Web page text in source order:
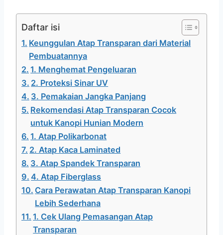
Daftar isi
Keunggulan Atap Transparan dari Material
Pembuatannya
1. Menghemat Pengeluaran
2. Proteksi Sinar UV
3. Pemakaian Jangka Panjang
Rekomendasi Atap Transparan Cocok
untuk Kanopi Hunian Modern
1. Atap Polikarbonat
2. Atap Kaca Laminated
3. Atap Spandek Transparan
4. Atap Fiberglass
Cara Perawatan Atap Transparan Kanopi
Lebih Sederhana
1. Cek Ulang Pemasangan Atap
Transparan